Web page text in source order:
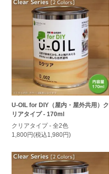
U-OIL for DIY（屋内・屋外共用）ク
リアタイプ - 170ml
クリアタイプ - 全2色
1,800円(税込1,980円)